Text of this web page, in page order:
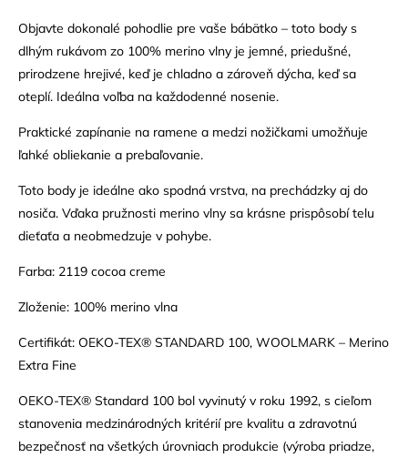
Objavte dokonalé pohodlie pre vaše bábätko – toto body s
dlhým rukávom zo 100% merino vlny je jemné, priedušné,
prirodzene hrejivé, keď je chladno a zároveň dýcha, keď sa
oteplí. Ideálna voľba na každodenné nosenie.
Praktické zapínanie na ramene a medzi nožičkami umožňuje
ľahké obliekanie a prebaľovanie.
Toto body je ideálne ako spodná vrstva, na prechádzky aj do
nosiča. Vďaka pružnosti merino vlny sa krásne prispôsobí telu
dieťaťa a neobmedzuje v pohybe.
Farba: 2119 cocoa creme
Zloženie: 100% merino vlna
Certifikát: OEKO-TEX® STANDARD 100, WOOLMARK – Merino
Extra Fine
OEKO-TEX® Standard 100 bol vyvinutý v roku 1992, s cieľom
stanovenia medzinárodných kritérií pre kvalitu a zdravotnú
bezpečnosť na všetkých úrovniach produkcie (výroba priadze,